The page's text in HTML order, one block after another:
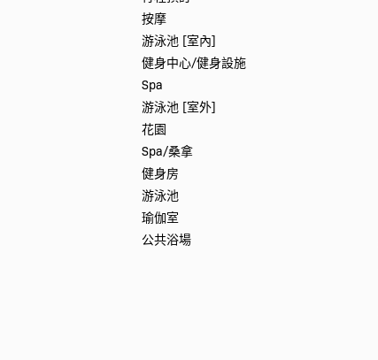
按摩
游泳池 [室內]
健身中心/健身設施
Spa
游泳池 [室外]
花園
Spa/桑拿
健身房
游泳池
瑜伽室
公共浴場